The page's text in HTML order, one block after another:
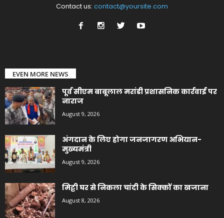
Contact us: contact@yoursite.com
EVEN MORE NEWS
पूर्व सीएम बाबूलाल मरांडी प्रशासनिक कार्रवाई पर
नाराज
August 9, 2026
अंगदान के लिए होगा जनजागरण अभियान-
मुख्यमंत्री
August 9, 2026
मिट्टी घर से निकला चांदी के सिक्कों का खजाना
August 8, 2026